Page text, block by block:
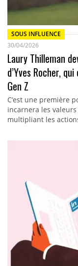
SOUS INFLUENCE
30/04/2026
Laury Thilleman
d’Yves Rocher,
Gen Z
C’est une première
incarnera les
multipliant les